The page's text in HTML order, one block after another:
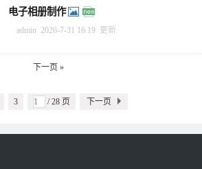
电子相册制作
admin 2026-7-31 16:19 更新
下一页 »
3 / 28 页 下一页